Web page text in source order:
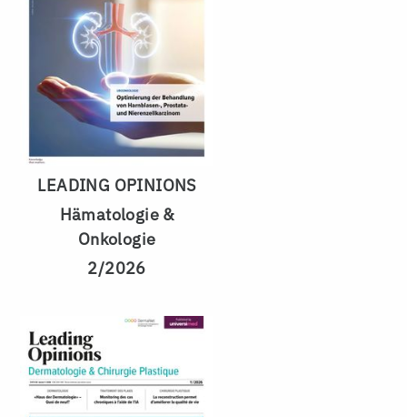
LEADING OPINIONS
Hämatologie &
Onkologie
2/2026